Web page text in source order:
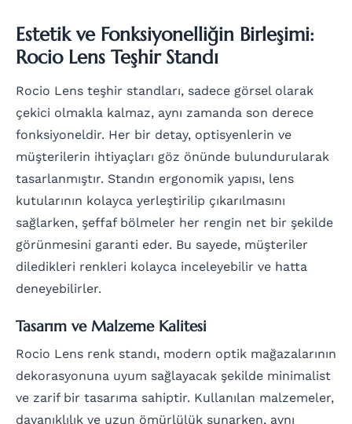
Estetik ve Fonksiyonelliğin Birleşimi:
Rocio Lens Teşhir Standı
Rocio Lens teşhir standları, sadece görsel olarak
çekici olmakla kalmaz, aynı zamanda son derece
fonksiyoneldir. Her bir detay, optisyenlerin ve
müşterilerin ihtiyaçları göz önünde bulundurularak
tasarlanmıştır. Standın ergonomik yapısı, lens
kutularının kolayca yerleştirilip çıkarılmasını
sağlarken, şeffaf bölmeler her rengin net bir şekilde
görünmesini garanti eder. Bu sayede, müşteriler
diledikleri renkleri kolayca inceleyebilir ve hatta
deneyebilirler.
Tasarım ve Malzeme Kalitesi
Rocio Lens renk standı, modern optik mağazalarının
dekorasyonuna uyum sağlayacak şekilde minimalist
ve zarif bir tasarıma sahiptir. Kullanılan malzemeler,
dayanıklılık ve uzun ömürlülük sunarken, aynı